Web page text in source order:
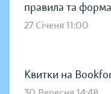
правила та
27 Січеня 11:00
Квитки на